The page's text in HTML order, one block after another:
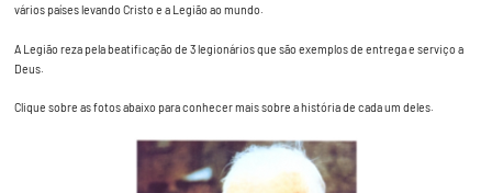
vários países levando Cristo e a Legião ao mundo.
A Legião reza pela beatificação de 3 legionários que são exemplos de entrega e serviço a
Deus.
Clique sobre as fotos abaixo para conhecer mais sobre a história de cada um deles.